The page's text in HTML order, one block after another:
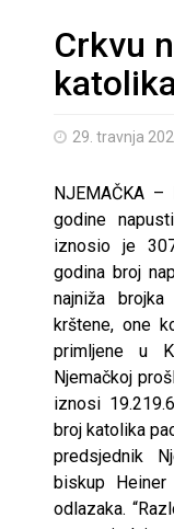
Crkvu
29. travnja
NJEMAČKA
godine
iznosio je
godina broj
najniža
krštene, one
primljene u
Njemačkoj
iznosi
broj katolika
predsjednik
biskup
odlazaka.